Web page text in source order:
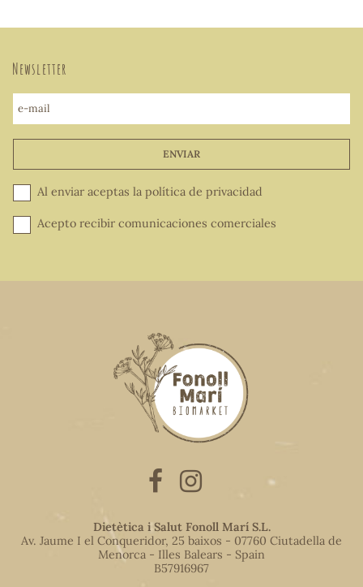
Newsletter
e-mail
ENVIAR
Al enviar aceptas la política de privacidad
Acepto recibir comunicaciones comerciales
Dietètica i Salut Fonoll Marí S.L.
Av. Jaume I el Conqueridor, 25 baixos - 07760 Ciutadella de
Menorca - Illes Balears - Spain
B57916967